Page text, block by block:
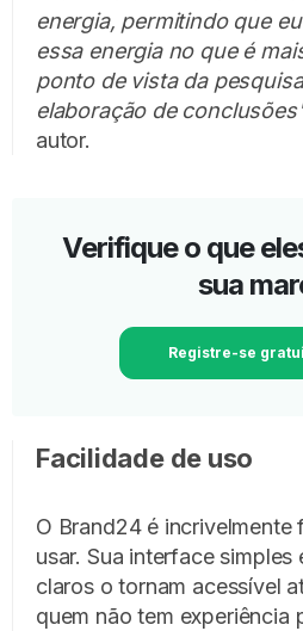
energia, permitindo que
essa energia no que é
ponto de vista da
elaboração de
autor.
Verifique o que
sua
Registre-se
Facilidade de uso
O Brand24 é incrivelmente
usar. Sua interface simples
claros o tornam acessível
quem não tem experiência